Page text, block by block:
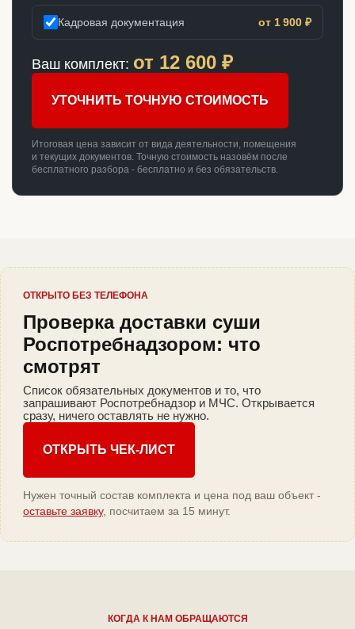
Кадровая документация от 1 900 ₽
Ваш комплект: от 12 600 ₽
УТОЧНИТЬ ТОЧНУЮ СТОИМОСТЬ
Итоговая цена зависит от вида деятельности, помещения
и текущих документов. Точную стоимость назовём после
бесплатного разбора - бесплатно и без обязательств.
ОТКРЫТО БЕЗ ТЕЛЕФОНА
Проверка доставки суши
Роспотребнадзором: что
смотрят
Список обязательных документов и то, что
запрашивают Роспотребнадзор и МЧС. Открывается
сразу, ничего оставлять не нужно.
ОТКРЫТЬ ЧЕК-ЛИСТ
Нужен точный состав комплекта и цена под ваш объект -
оставьте заявку, посчитаем за 15 минут.
КОГДА К НАМ ОБРАЩАЮТСЯ